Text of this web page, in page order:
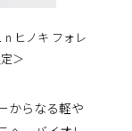
n ヒノキ フォレ
＞
からなる軽や